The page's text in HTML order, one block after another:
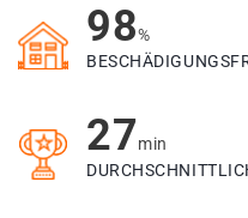
98%
27min